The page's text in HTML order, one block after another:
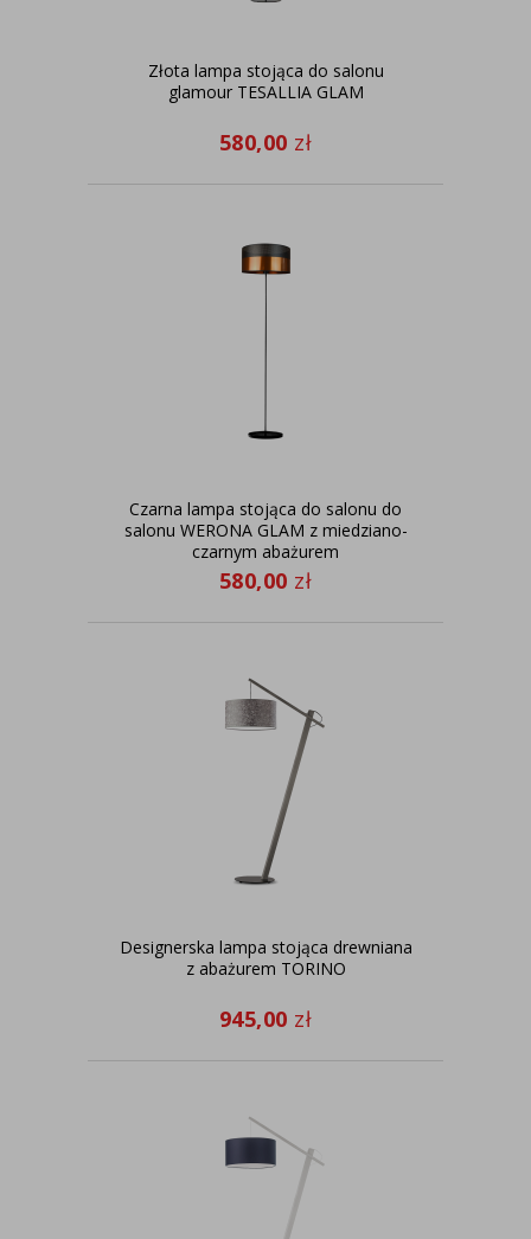
Złota lampa stojąca do salonu
glamour TESALLIA GLAM
580,00 zł
Czarna lampa stojąca do salonu do
salonu WERONA GLAM z miedziano-
czarnym abażurem
580,00 zł
Designerska lampa stojąca drewniana
z abażurem TORINO
945,00 zł